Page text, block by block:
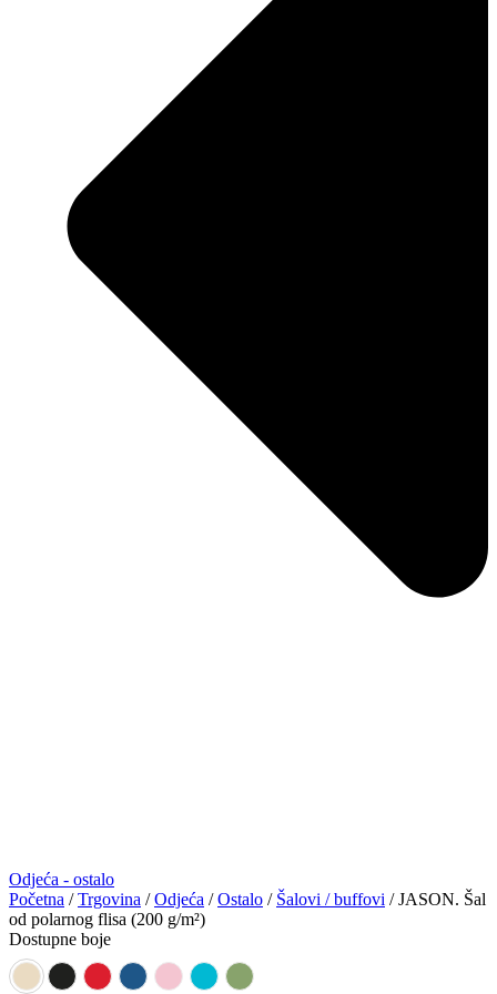
Odjeća - ostalo
Početna /Trgovina /Odjeća /Ostalo / Šalovi / buffovi / JASON. Šal
od polarnog flisa (200 g/m²)
Dostupne boje